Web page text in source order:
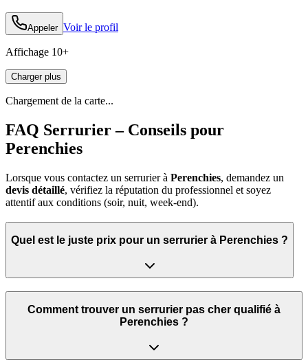
Appeler Voir le profil
Affichage 10+
Charger plus
Chargement de la carte...
FAQ Serrurier – Conseils pour
Perenchies
Lorsque vous contactez un serrurier à Perenchies, demandez un
devis détaillé, vérifiez la réputation du professionnel et soyez
attentif aux conditions (soir, nuit, week‑end).
Quel est le juste prix pour un serrurier à Perenchies ?
Comment trouver un serrurier pas cher qualifié à
Perenchies ?